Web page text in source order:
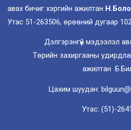
авах бичиг хэргийн ажилтан
Утас 51-263506, өрөөний дугаар
Дэлгэрэнгүй мэдээлэл
Төрийн захиргааны
ажилтан
Цахим шуудан:
Утас: (51)-